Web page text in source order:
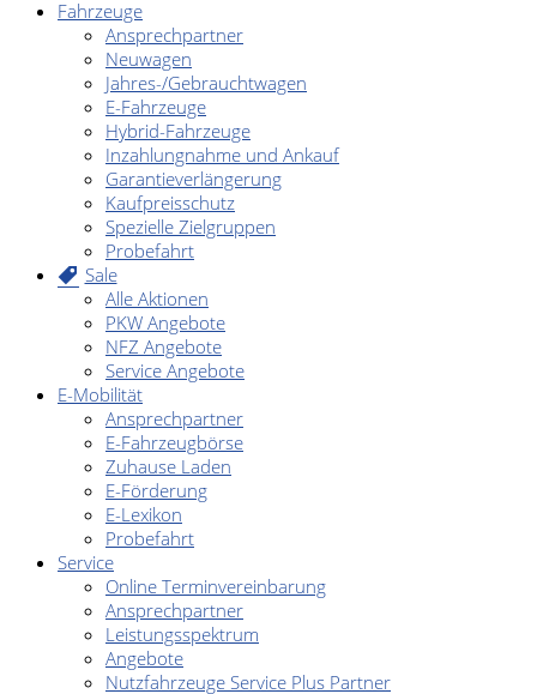
Fahrzeuge
Ansprechpartner
Neuwagen
Jahres-/Gebrauchtwagen
E-Fahrzeuge
Hybrid-Fahrzeuge
Inzahlungnahme und Ankauf
Garantieverlängerung
Kaufpreisschutz
Spezielle Zielgruppen
Probefahrt
Sale
Alle Aktionen
PKW Angebote
NFZ Angebote
Service Angebote
E-Mobilität
Ansprechpartner
E-Fahrzeugbörse
Zuhause Laden
E-Förderung
E-Lexikon
Probefahrt
Service
Online Terminvereinbarung
Ansprechpartner
Leistungsspektrum
Angebote
Nutzfahrzeuge Service Plus Partner